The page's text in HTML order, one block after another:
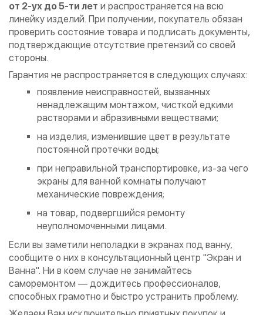
от 2-ух до 5-ти лет и распространяется на всю
линейку изделий. При получении, покупатель обязан
проверить состояние товара и подписать документы,
подтверждающие отсутствие претензий со своей
стороны.
Гарантия не распространяется в следующих случаях:
появление неисправностей, вызванных
ненадлежащим монтажом, чисткой едкими
растворами и абразивными веществами;
на изделия, изменившие цвет в результате
постоянной протечки воды;
при неправильной транспортировке, из-за чего
экраны для ванной комнаты получают
механические повреждения;
на товар, подвергшийся ремонту
неуполномоченными лицами.
Если вы заметили неполадки в экранах под ванну,
сообщите о них в консультационный центр "Экран и
Ванна". Ни в коем случае не занимайтесь
саморемонтом — дождитесь профессионалов,
способных грамотно и быстро устранить проблему.